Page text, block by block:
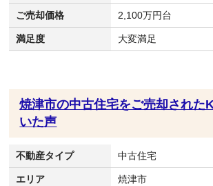
ご売却価格 2,100万円台
満足度 大変満足
焼津市の中古住宅をご売却された
いた声
不動産タイプ 中古住宅
エリア 焼津市